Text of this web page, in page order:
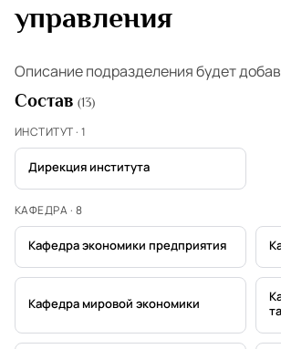
управления
Описание подразделения будет
Состав (13)
ИНСТИТУТ · 1
Дирекция института
КАФЕДРА · 8
Кафедра экономики предприятия
Кафедра мировой экономики